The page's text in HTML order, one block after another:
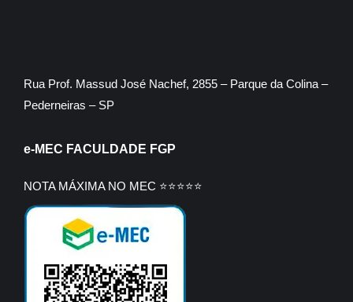
Rua Prof. Massud José Nachef, 2855 – Parque da Colina –
Pederneiras – SP
e-MEC FACULDADE FGP
NOTA MÁXIMA NO MEC ⭐⭐⭐⭐⭐